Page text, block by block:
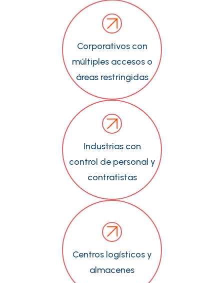
Corporativos con
múltiples accesos o
áreas restringidas
Industrias con
control de personal y
contratistas
Centros logísticos y
almacenes